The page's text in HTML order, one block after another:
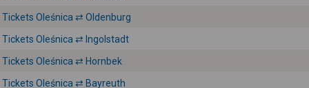
Tickets Oleśnica ⇄ Oldenburg
Tickets Oleśnica ⇄ Ingolstadt
Tickets Oleśnica ⇄ Hornbek
Tickets Oleśnica ⇄ Bayreuth